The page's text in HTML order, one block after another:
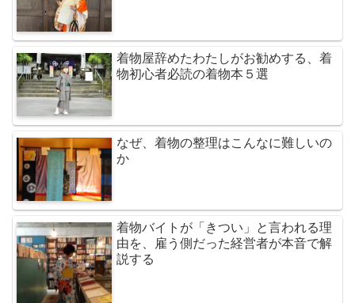
着物屋辞めたわたしがお勧めする、着
物初心者必読の着物本５選
なぜ、着物の整理はこんなに難しいの
か
着物バイトが「きつい」と言われる理
由を、雇う側だった経営者が本音で解
説する